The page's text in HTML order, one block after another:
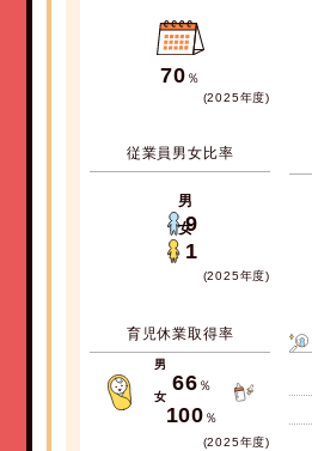
70 ％
(2025年度)
従業員男女比率
男
9
女
1
(2025年度)
育児休業取得率
男
66 ％
女
100 ％
(2025年度)